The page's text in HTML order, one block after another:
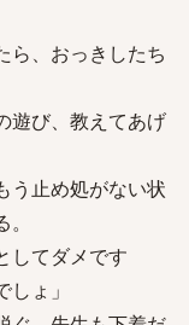
ら、おっきしたち
遊び、教えてあげ
う止め処がない状
してダメです
ょ」